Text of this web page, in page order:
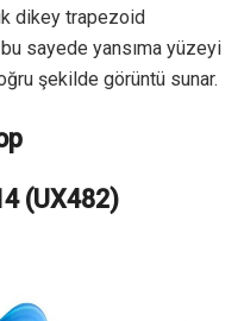
dikey trapezoid
sayede yansıma yüzeyi
şekilde görüntü sunar.
(UX482)